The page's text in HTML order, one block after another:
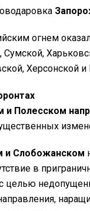
огнем
Сумской,
Херсонской и
и Полесском
и Слобожанском
в
с целью